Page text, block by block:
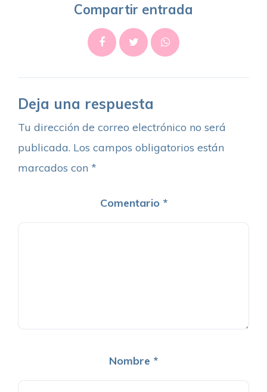
Compartir entrada
Deja una respuesta
Tu dirección de correo electrónico no será
publicada. Los campos obligatorios están
marcados con *
Comentario *
Nombre *